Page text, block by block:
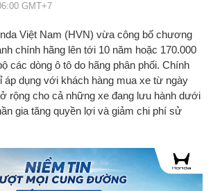
GMT+7
Việt Nam (HVN) vừa công bố chương
chính hãng lên tới 10 năm hoặc 170.000
các dòng ô tô do hãng phân phối. Chính
áp dụng với khách hàng mua xe từ ngày
rộng cho cả những xe đang lưu hành dưới
gia tăng quyền lợi và giảm chi phí sử